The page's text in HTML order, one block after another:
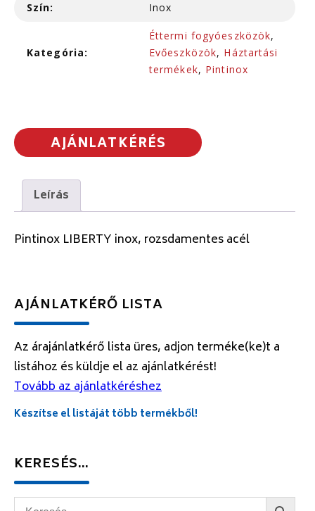
Szín: Inox
Kategória:
Éttermi fogyóeszközök,
Evőeszközök, Háztartási
termékek, Pintinox
AJÁNLATKÉRÉS
Leírás
Pintinox LIBERTY inox, rozsdamentes acél
AJÁNLATKÉRŐ LISTA
Az árajánlatkérő lista üres, adjon terméke(ke)t a
listához és küldje el az ajánlatkérést!
Tovább az ajánlatkéréshez
Készítse el listáját több termékből!
KERESÉS…